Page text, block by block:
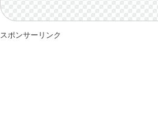
スポンサーリンク